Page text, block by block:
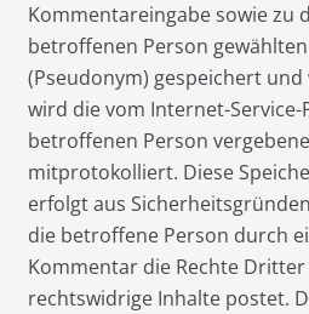
Kommentareingabe sowie zu
betroffenen Person
(Pseudonym) gespeichert
wird die vom Internet-Service-
betroffenen Person
mitprotokolliert. Diese
erfolgt aus
die betroffene Person durch
Kommentar die Rechte
rechtswidrige Inhalte postet.